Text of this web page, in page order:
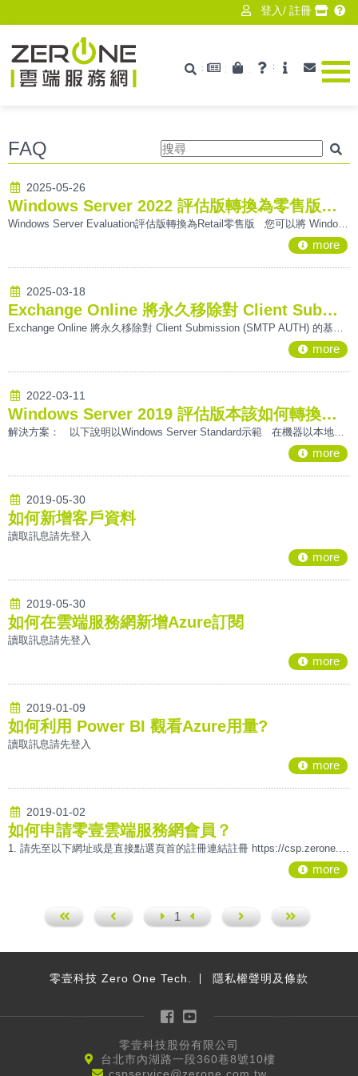
登入/ 註冊
搜尋最新消息產品資訊技術支援
ISV 聯絡
搜
FAQ
2025-05-26
Windows Server 2022 評估版轉換為零售版教學
Windows Server Evaluation評估版轉換為Retail零售版 您可以將 Windows Server 的評估版本和版本轉換為零售版本。 例如，如果您已安裝 Standard (桌面體驗) 版本的評估版，您可以將其轉換為 Standard (桌面體驗) 版本的零售版本或 Datacenter (桌面體驗) 版本。 不過，您無法將所有 Windows Server 評估版本轉換為所有零售版本。 例如，如果您已安裝評估版 Datacenter 版本，則只能將其轉換成零售 Data
more
2025-03-18
Exchange Online 將永久移除對 Client Submission (SMTP AUTH) 的基本驗證支持
Exchange Online 將永久移除對 Client Submission (SMTP AUTH) 的基本驗證支持 根據Microsoft在2024年4月的公告，於此特別提醒您 -自 2025年9月起，Exchange Online 將永久移除對 Client Submission (SMTP AUTH) 的基本驗證支持這代表自2025年9月開始，任何使用基本驗證進行電子郵件發送的應用程序和裝置將不再能夠通過此方法進行驗證， 並且必須使用 OAuth 來進行 SMTP AU
more
2022-03-11
Windows Server 2019 評估版本該如何轉換為正式版
解決方案： 以下說明以Windows Server Standard示範 在機器以本地管理員執行 CMD，輸入以下指令： dism /online /set-edition:ServerStandard /productkey:XXXXX-XXXXX-XXXXX-XXXXX-XXXXX /accepteula 不需要更改，直接抄入CMD中執行 ** XXXXX-XXXXX-XXXX
more
2019-05-30
如何新增客戶資料
讀取訊息請先登入
more
2019-05-30
如何在雲端服務網新增Azure訂閱
讀取訊息請先登入
more
2019-01-09
如何利用 Power BI 觀看Azure用量?
讀取訊息請先登入
more
2019-01-02
如何申請零壹雲端服務網會員？
1. 請先至以下網址或是直接點選頁首的註冊連結註冊 https://csp.zerone.com.tw/Account/SignUp.aspx 2. 請填寫完整會員註冊資料 (* 均為必填) 3. 資料填寫完畢並按下註冊，出現以下通知即表示成功送出註冊資料 4. 請回到您註冊填寫的信箱，您會收到以下的啟用信，請點選第一個連結以啟用帳號 5. 請設定您的密碼，填寫完後點選「重設密碼」送出您的資料
more
頁
頁
1
頁
一頁
零壹科技 Zero One Tech. 隱私權聲明及條款
Facebook
YouTube
零壹科技股份有限公司
台北市內湖路一段360巷8號10樓